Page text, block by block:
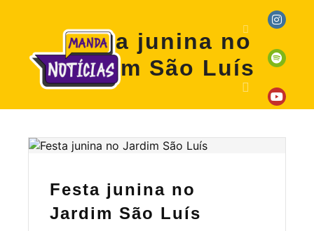
Festa junina no
Jardim São Luís
Festa junina no
Jardim São Luís